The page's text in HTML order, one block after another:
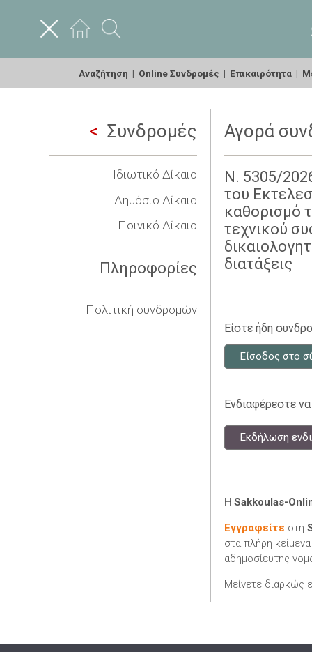
Αναζήτηση | Online Συνδρομές | Επικαιρότητα |
Συνδρομές
Ιδιωτικό Δίκαιο
Δημόσιο Δίκαιο
Ποινικό Δίκαιο
Πληροφορίες
Πολιτική συνδρομών
Αγορά
Ν. 5305/
του
καθορισμό
τεχνικού
διατάξεις
Είστε ήδη
Είσοδος στο
Ενδιαφέρεστε
Εκδήλωση
Η Sakkoulas-
Εγγραφείτε στη
στα πλήρη
αδημοσίευτης
Μείνετε διαρκώς